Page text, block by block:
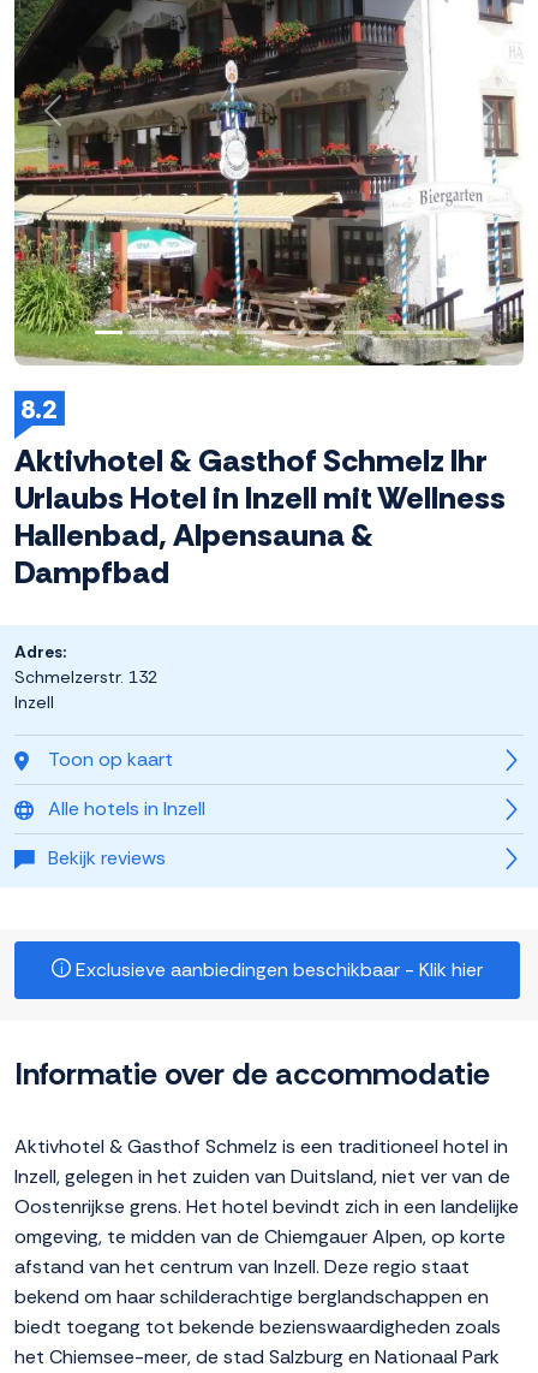
8.2
Aktivhotel & Gasthof Schmelz Ihr
Urlaubs Hotel in Inzell mit Wellness
Hallenbad, Alpensauna &
Dampfbad
Toon op kaart
Alle hotels in Inzell
Bekijk reviews
Adres:
Schmelzerstr. 132
Inzell
Exclusieve aanbiedingen beschikbaar - Klik hier
Informatie over de accommodatie
Aktivhotel & Gasthof Schmelz is een traditioneel hotel in
Inzell, gelegen in het zuiden van Duitsland, niet ver van de
Oostenrijkse grens. Het hotel bevindt zich in een landelijke
omgeving, te midden van de Chiemgauer Alpen, op korte
afstand van het centrum van Inzell. Deze regio staat
bekend om haar schilderachtige berglandschappen en
biedt toegang tot bekende bezienswaardigheden zoals
het Chiemsee-meer, de stad Salzburg en Nationaal Park